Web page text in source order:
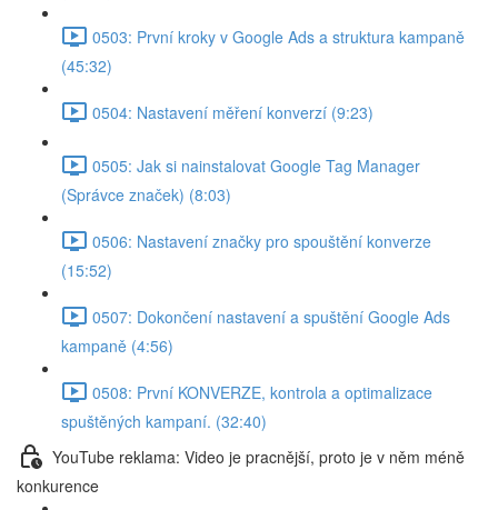
0503: První kroky v Google Ads a struktura kampaně
(45:32)
0504: Nastavení měření konverzí (9:23)
0505: Jak si nainstalovat Google Tag Manager
(Správce značek) (8:03)
0506: Nastavení značky pro spouštění konverze
(15:52)
0507: Dokončení nastavení a spuštění Google Ads
kampaně (4:56)
0508: První KONVERZE, kontrola a optimalizace
spuštěných kampaní. (32:40)
YouTube reklama: Video je pracnější, proto je v něm méně
konkurence